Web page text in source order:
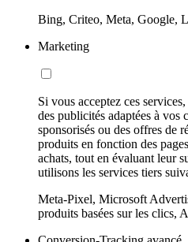
Bing, Criteo, Meta, Google,
Marketing
Si vous acceptez ces
des publicités adaptées à vos
sponsorisés ou des offres de
produits en fonction des
achats, tout en évaluant leur
utilisons les services tiers
Meta-Pixel, Microsoft
produits basées sur les clics,